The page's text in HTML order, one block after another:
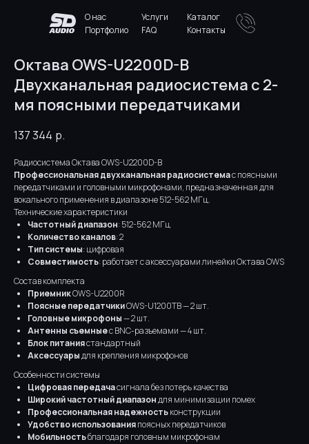
Каталог
Услуги
О нас
Портфолио
FAQ Контакты
Октава OWS-U2200D-B
Двухканальная радиосистема с 2-
мя поясными передатчиками
137 344 р.
Радиосистема Октава OWS-U2200D-B
Профессиональная двухканальная радиосистемас поясными
передатчиками и головными микрофонами, предназначенная для
вокального применения в диапазоне 512-562 МГц.
Технические характеристики
Частотный диапазон: 512-562 МГц
Количество каналов: 2
Тип системы: цифровая
Совместимость: работает с аксессуарами линейки Октава OWS
Состав комплекта
ПриемникOWS-U2200R
Поясные передатчикиOWS-U1200TB — 2 шт.
Головные микрофоны— 2 шт.
Антенны съемныес BNC-разъемами — 4 шт.
Блок питаниястандартный
Аксессуарыдля крепления микрофонов
Особенности системы
Цифровая передачасигнала без потерь качества
Широкий частотный диапазондля минимизации помех
Профессиональная надежностьконструкции
Удобство использованияпоясных передатчиков
Мобильностьблагодаря головным микрофонам